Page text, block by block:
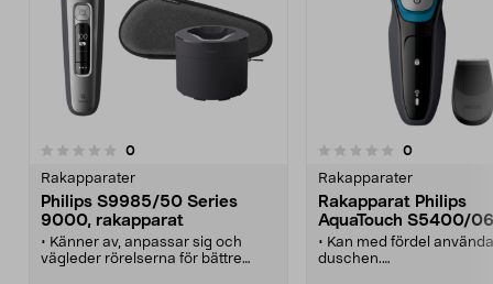
0recensioner
Rakapparater
Philips S9985/50 Series
9000, rakapparat
• Känner av, anpassar sig och
vägleder rörelserna för bättre
0.0 av 5 stjärnor 0recensioner
Rakapparater
Rakapparat Philips
AquaTouch S5400/06
• Kan med fördel
duschen.
0.0 av 5 stjärnor